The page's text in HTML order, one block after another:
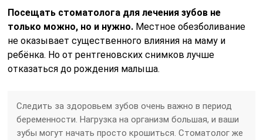
Посещать стоматолога для лечения зубов не
только можно, но и нужно. Местное обезболивание
не оказывает существенного влияния на маму и
ребёнка. Но от рентгеновских снимков лучше
отказаться до рождения малыша.
Следить за здоровьем зубов очень важно в период
беременности. Нагрузка на организм большая, и ваши
зубы могут начать просто крошиться. Стоматолог же